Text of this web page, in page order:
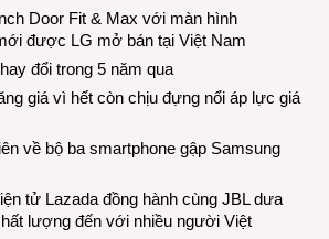
Door Fit & Max với màn hình
được LG mở bán tại Việt Nam
đổi trong 5 năm qua
giá vì hết còn chịu đựng nổi áp lực giá
về bộ ba smartphone gập Samsung
tử Lazada đồng hành cùng JBL dưa
lượng đến với nhiều người Việt